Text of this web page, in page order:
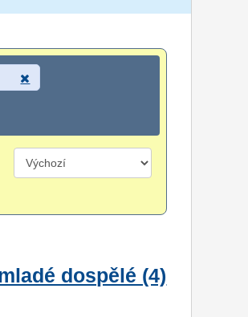
dospělé (4)